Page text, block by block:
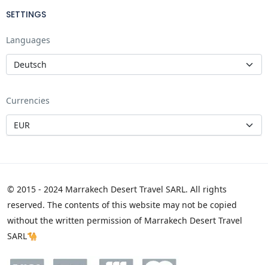
SETTINGS
Languages
Currencies
© 2015 - 2024 Marrakech Desert Travel SARL. All rights
reserved. The contents of this website may not be copied
without the written permission of Marrakech Desert Travel
SARL🐪